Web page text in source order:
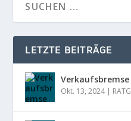
LETZTE BEITRÄGE
Okt. 13, 2024|